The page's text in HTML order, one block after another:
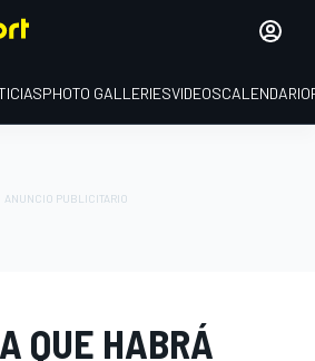
PHOTO GALLERIESVIDEOSCALENDARIO
QUE HABRÁ